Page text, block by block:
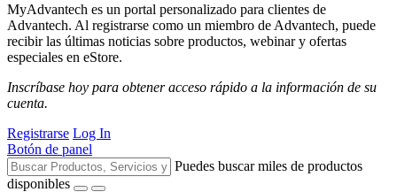
MyAdvantech es un portal personalizado para clientes de
Advantech. Al registrarse como un miembro de Advantech, puede
recibir las últimas noticias sobre productos, webinar y ofertas
especiales en eStore.
Inscríbase hoy para obtener acceso rápido a la información de su
cuenta.
Registrarse Log In
Botón de panel
Puedes buscar miles de productos
disponibles